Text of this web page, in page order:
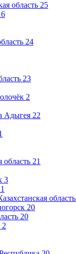
область 25
24
23
2
Адыгея 22
область 21
3
1
область
20
20
2